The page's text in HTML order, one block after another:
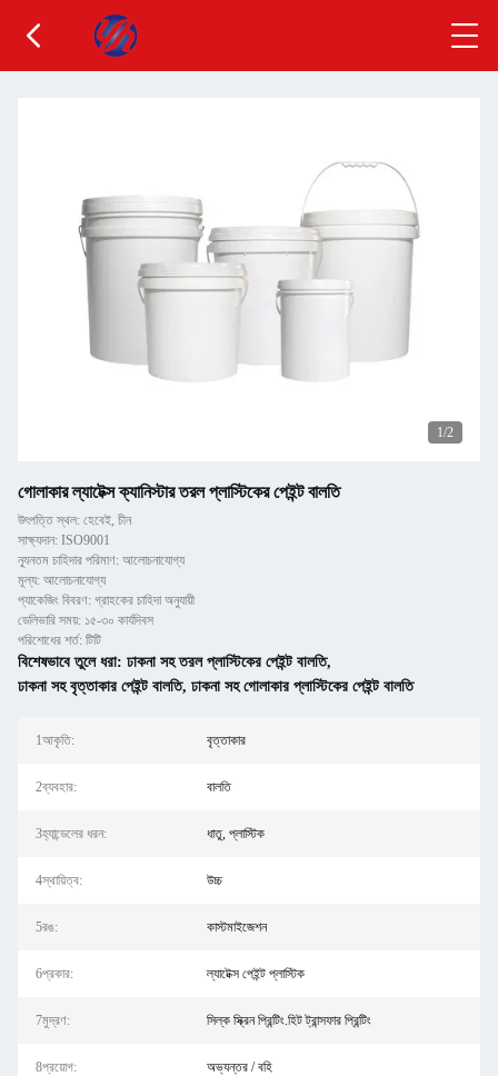
1/2
গোলাকার ল্যাটেক্স ক্যানিস্টার তরল প্লাস্টিকের পেইন্ট বালতি
উৎপত্তি স্থল: হেবেই, চীন
সাক্ষ্যদান: ISO9001
ন্যূনতম চাহিদার পরিমাণ: আলোচনাযোগ্য
মূল্য: আলোচনাযোগ্য
প্যাকেজিং বিবরণ: গ্রাহকের চাহিদা অনুযায়ী
ডেলিভারি সময়: ১৫-৩০ কার্যদিবস
পরিশোধের শর্ত: টিটি
বিশেষভাবে তুলে ধরা: ঢাকনা সহ তরল প্লাস্টিকের পেইন্ট বালতি,
ঢাকনা সহ বৃত্তাকার পেইন্ট বালতি, ঢাকনা সহ গোলাকার প্লাস্টিকের পেইন্ট বালতি
1আকৃতি: বৃত্তাকার
2ব্যবহার: বালতি
3হ্যান্ডেলের ধরন: ধাতু, প্লাস্টিক
4স্থায়িত্ব: উচ্চ
5রঙ: কাস্টমাইজেশন
6প্রকার: ল্যাটেক্স পেইন্ট প্লাস্টিক
7মুদ্রণ: সিল্ক স্ক্রিন প্রিন্টিং.হিট ট্রান্সফার প্রিন্টিং
8প্রয়োগ: অভ্যন্তর / বহি